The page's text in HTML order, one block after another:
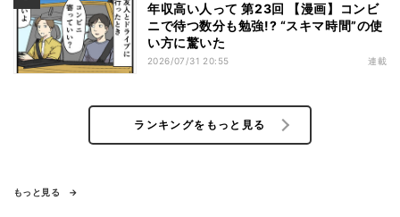
年収高い人って 第23回 【漫画】コンビ
ニで待つ数分も勉強!? “スキマ時間”の使
い方に驚いた
2026/07/31 20:55 連載
ランキングをもっと見る
もっと見る